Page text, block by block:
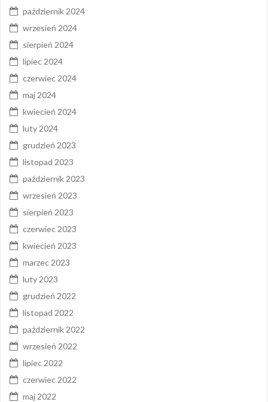
październik 2024
wrzesień 2024
sierpień 2024
lipiec 2024
czerwiec 2024
maj 2024
kwiecień 2024
luty 2024
grudzień 2023
listopad 2023
październik 2023
wrzesień 2023
sierpień 2023
czerwiec 2023
kwiecień 2023
marzec 2023
luty 2023
grudzień 2022
listopad 2022
październik 2022
wrzesień 2022
lipiec 2022
czerwiec 2022
maj 2022